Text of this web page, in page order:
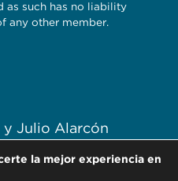
as such has no liability
any other member.
y Julio Alarcón
la mejor experiencia en